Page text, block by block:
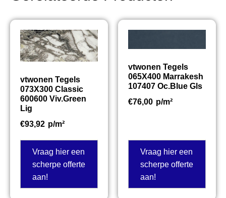
vtwonen Tegels
073X300 Classic
600600 Viv.Green
Lig
€93,92 p/m²
Vraag hier een
scherpe offerte
aan!
vtwonen Tegels
065X400 Marrakesh
107407 Oc.Blue Gls
€76,00 p/m²
Vraag hier een
scherpe offerte
aan!